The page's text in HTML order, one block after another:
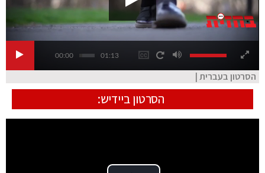
00:00 01:13
הסרטון בעברית |
הסרטון ביידיש: